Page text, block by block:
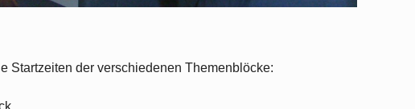
Startzeiten der verschiedenen Themenblöcke: